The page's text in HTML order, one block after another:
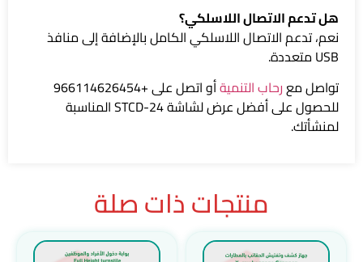
هل تدعم الاتصال اللاسلكي؟
نعم، تدعم الاتصال اللاسلكي الكامل بالإضافة إلى منافذ
USB متعددة.
تواصل معرحاب التنمية
أو اتصل على +966114626454
للحصول على أفضل عرض لشاشة STCD-24 المناسبة
لمنشأتك.
منتجات ذات صلة